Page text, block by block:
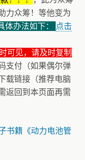
力众筹！等他变为
体办法如下：
点击
可见，请及时复制
支付（如果偶尔弹
载链接（推荐电脑
返回到本页面再需
书籍《动力电池管